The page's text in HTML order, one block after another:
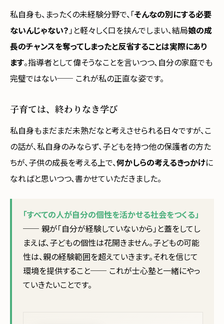
私自身も、まったくの未経験分野で、「そんなの別にする必要
ないんじゃない？」と軽々しく口を挟んでしまい、結局娘の成
長のチャンスを奪ってしまったと反省することは実際にあり
ます。指導者として偉そうなことを言いつつ、自分の家庭でも
完璧ではない── これが私の正直な姿です。
子育ては、終わりなき学び
私自身もまだまだ未熟だなと考えさせられる日々ですが、こ
の話が、私自身のみならず、子どもを持つ他の保護者の方た
ちが、子供の成長を考える上で、何かしらの考えるきっかけに
なればと思いつつ、書かせていただきました。
「すべての人が自分の個性を活かせる社会をつくる」
── 親が「自分が経験していないから」と蓋をしてし
まえば、子どもの個性は花開きません。子どもの可能
性は、親の経験範囲を超えていきます。それを信じて
環境を提供すること── これが士心塾と一緒にやっ
ていきたいことです。